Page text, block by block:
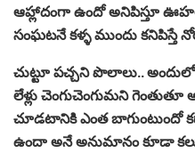
ఆహ్లాదంగా ఉందో అనిపిస్తూ
సంఘటనే కళ్ళ ముందు కనిపిస్తే
చుట్టూ పచ్చని పొలాలు..
లేళ్లు చెంగుచెంగుమని గెంతుతూ
చూడటానికి ఎంత బాగుంటుందో
ఉందా అనే అనుమానం కూడా